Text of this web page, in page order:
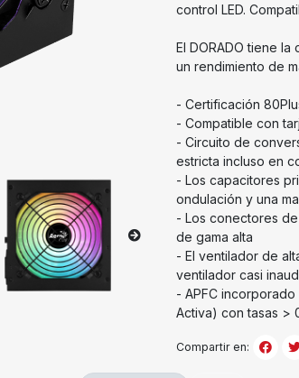
control LED.
El DORADO tiene
un rendimiento de
- Certificación
- Compatible con
- Circuito de
estricta incluso en
- Los capacitores
ondulación y una
- Los conectores
de gama alta
- El ventilador de
ventilador casi
- APFC
Activa) con tasas >
Compartir en: